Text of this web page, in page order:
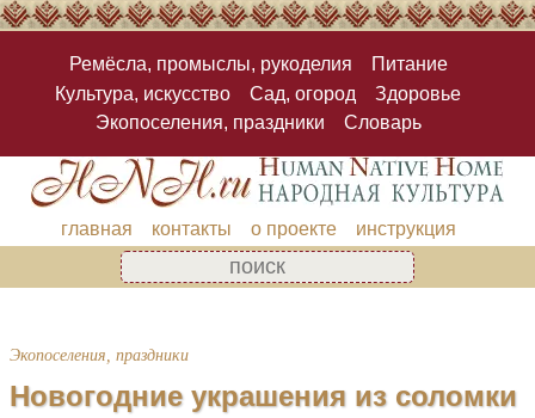
Ремёсла, промыслы, рукоделия
Питание
Культура, искусство
Сад, огород
Здоровье
Экопоселения, праздники
Словарь
главная контакты о проекте инструкция
Экопоселения, праздники
Новогодние украшения из соломки